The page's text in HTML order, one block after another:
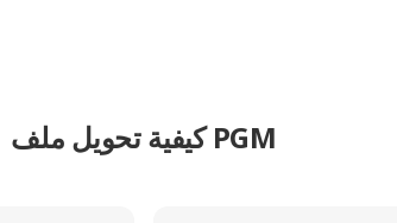
كيفية تحويل ملف PGM